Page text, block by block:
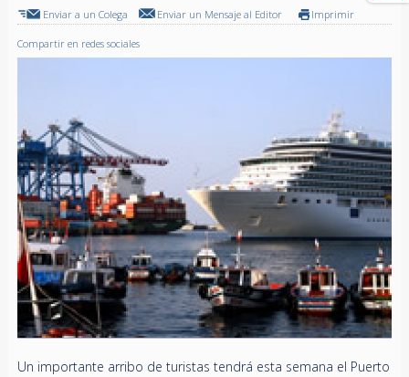
Enviar a un Colega Enviar un Mensaje al Editor Imprimir
Compartir en redes sociales
Un importante arribo de turistas tendrá esta semana el Puerto